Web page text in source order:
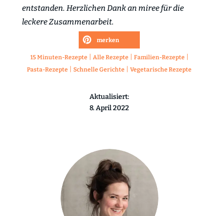
entstanden. Herzlichen Dank an miree für die
leckere Zusammenarbeit.
merken
15 Minuten-Rezepte Alle Rezepte Familien-Rezepte
Pasta-Rezepte |Schnelle Gerichte |Vegetarische Rezepte
Aktualisiert:
8. April 2022